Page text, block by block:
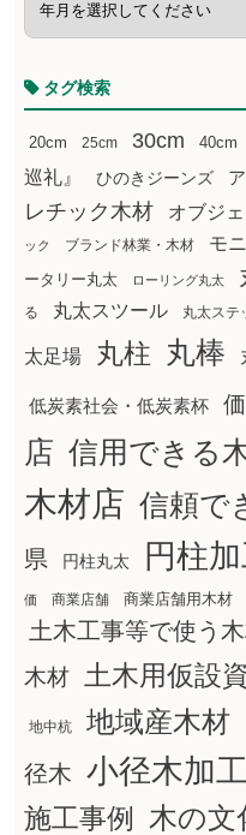
タグ検索
20cm 25cm 30cm 40cm
巡礼』
ひのきジーンズ
レチック木材
オブジェ
ック ブランド林業・木材 モ
ータリー丸太
ローリング丸太
る
丸太スツール 丸太ステ
太足場 丸柱 丸棒
低炭素社会・低炭素杯
店 信用できる
木材店 信頼で
県
円柱丸太 円柱
価 商業店舗 商業店舗用木材
土木工事等で使う
木材
土木用仮設
地中杭 地域産木材
径木 小径木加
施工事例
木の文